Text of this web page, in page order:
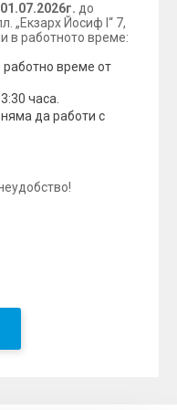
01.07.2026г. до
„Екзарх Йосиф I“ 7,
в работното време:
време от
часа.
да работи с